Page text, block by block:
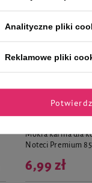
Mokra karma dla
Noteci Premium
6,99 zł
Analityczne pliki
Reklamowe pliki